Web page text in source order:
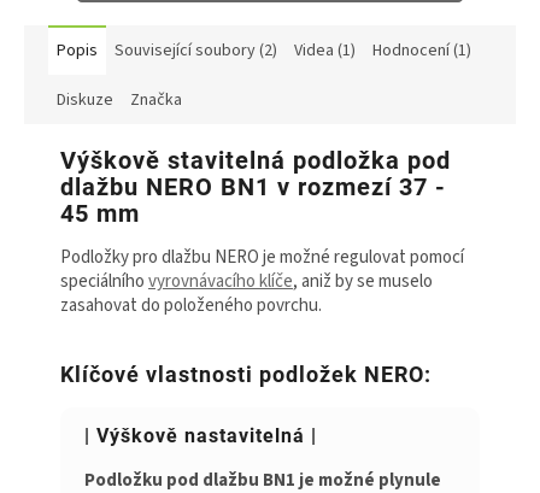
Popis Související soubory (2) Videa (1) Hodnocení (1)
Diskuze Značka
Výškově stavitelná podložka pod
dlažbu NERO BN1 v rozmezí 37 -
45 mm
Podložky pro dlažbu NERO je možné regulovat pomocí
speciálníhovyrovnávacího klíče, aniž by se muselo
zasahovat do položeného povrchu.
Klíčové vlastnosti podložek NERO:
| Výškově nastavitelná |
Podložku pod dlažbu BN1 je možné plynule